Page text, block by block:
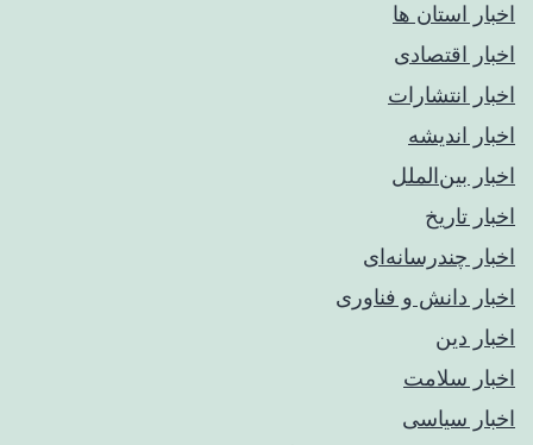
اخبار استان ها
اخبار اقتصادی
اخبار انتشارات
اخبار اندیشه
اخبار بین‌الملل
اخبار تاریخ
اخبار چندرسانه‌ای
اخبار دانش و فناوری
اخبار دین
اخبار سلامت
اخبار سیاسی